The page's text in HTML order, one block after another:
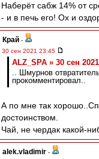
Наберёт сабж 14% от
- и в печь его! Ох и
Край -
30 сен 2021 23:45
ALZ_SPA » 30 сен
.. Шмурнов
прокомментировал..
А по мне так
достоинством.
Чай, не чердак какой-
alek.vladimir -